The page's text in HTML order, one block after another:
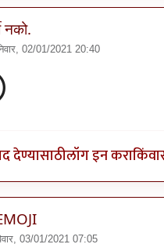
नको.
02/01/2021 20:40
देण्यासाठीलॉग इन कराकिंवा
03/01/2021 07:05